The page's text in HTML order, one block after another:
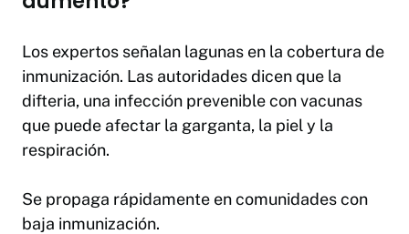
Los expertos señalan lagunas en la cobertura de
inmunización. Las autoridades dicen que la
difteria, una infección prevenible con vacunas
que puede afectar la garganta, la piel y la
respiración.
Se propaga rápidamente en comunidades con
baja inmunización.